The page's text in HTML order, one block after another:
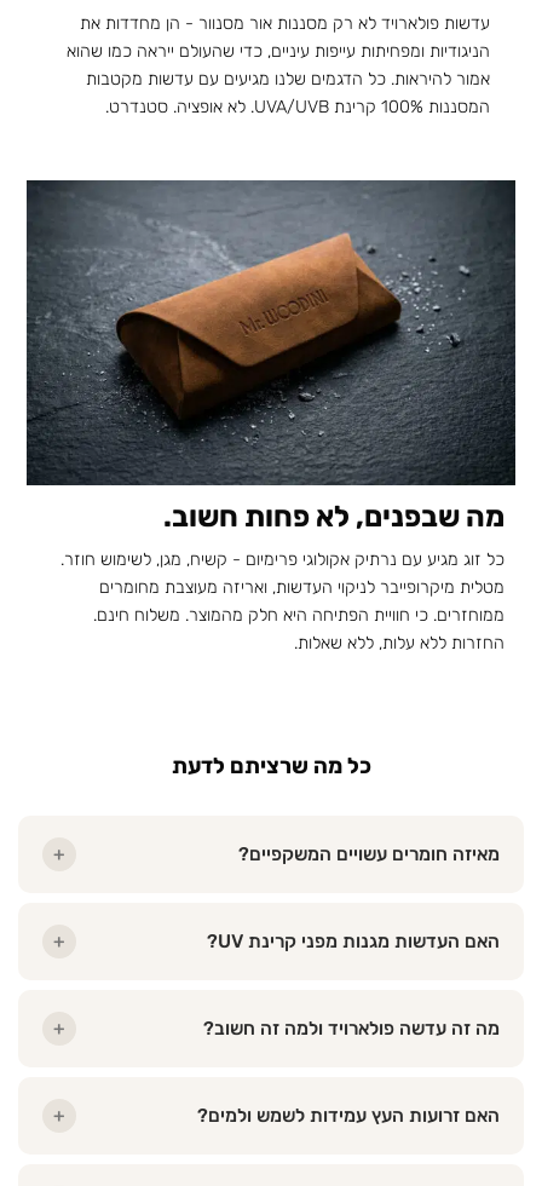
עדשות פולארויד לא רק מסננות אור מסנוור - הן מחדדות את
הניגודיות ומפחיתות עייפות עיניים, כדי שהעולם ייראה כמו שהוא
אמור להיראות. כל הדגמים שלנו מגיעים עם עדשות מקטבות
המסננות 100% קרינת UVA/UVB. לא אופציה. סטנדרט.
מה שבפנים, לא פחות חשוב.
כל זוג מגיע עם נרתיק אקולוגי פרימיום - קשיח, מגן, לשימוש חוזר.
מטלית מיקרופייבר לניקוי העדשות, ואריזה מעוצבת מחומרים
ממוחזרים. כי חוויית הפתיחה היא חלק מהמוצר. משלוח חינם.
החזרות ללא עלות, ללא שאלות.
כל מה שרציתם לדעת
מאיזה חומרים עשויים המשקפיים?
האם העדשות מגנות מפני קרינת UV?
מה זה עדשה פולארויד ולמה זה חשוב?
האם זרועות העץ עמידות לשמש ולמים?